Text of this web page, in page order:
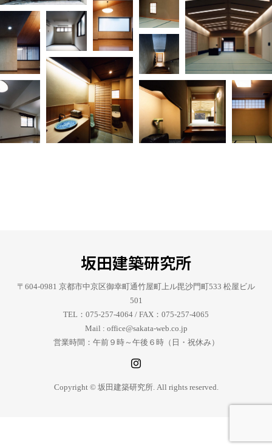
坂田建築研究所
〒604-0981 京都市中京区御幸町通竹屋町上ル毘沙門町533 松屋ビル
501
TEL：075-257-4064 / FAX：075-257-4065
Mail : office@sakata-web.co.jp
営業時間：午前９時～午後６時（日・祝休み）
Copyright © 坂田建築研究所. All rights reserved.